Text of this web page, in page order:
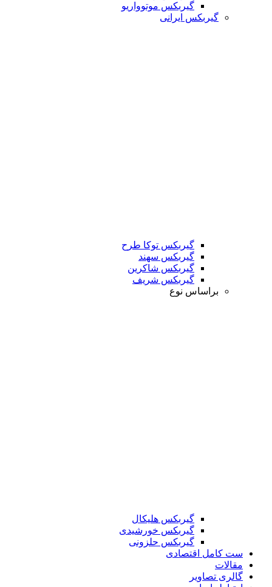
گیربکس موتوواریو
گیربکس ایرانی
گیربکس توکا طرح
گیربکس سهند
گیربکس شاکرین
گیربکس شریف
براساس نوع
گیربکس هلیکال
گیربکس خورشیدی
گیربکس حلزونی
ست کامل اقتصادی
مقالات
گالری تصاویر